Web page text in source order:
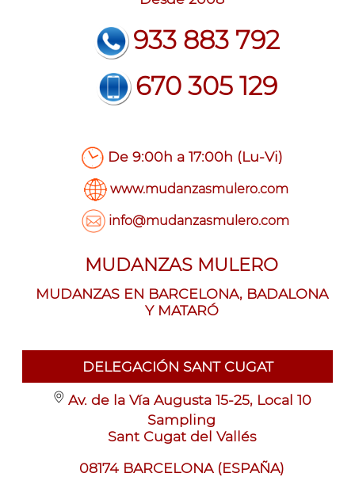
933 883 792
670 305 129
De 9:00h a 17:00h (Lu-Vi)
www.mudanzasmulero.com
info@mudanzasmulero.com
MUDANZAS MULERO
MUDANZAS EN BARCELONA, BADALONA
Y MATARÓ
DELEGACIÓN SANT CUGAT
Av. de la Vía Augusta 15-25, Local 10
Sampling
Sant Cugat del Vallés
08174 BARCELONA (ESPAÑA)